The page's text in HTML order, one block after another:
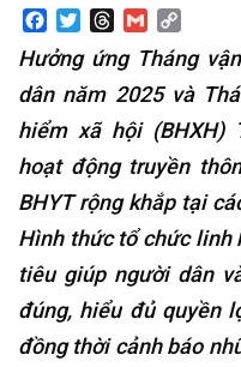
Facebook
TwitterThreads
Gmail
Hưởng ứng Tháng
dân năm 2025 và
hiểm xã hội (BHXH)
hoạt động truyền
BHYT rộng khắp tại
Hình thức tổ chức linh
tiêu giúp người dân
đúng, hiểu đủ quyền
đồng thời cảnh báo